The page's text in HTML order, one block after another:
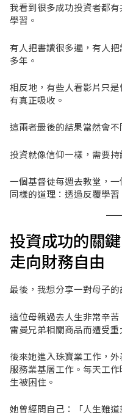
我看到很多成功投資者都
學習。
有人把書讀很多遍，有人
多年。
相反地，有些人看影片只
有真正吸收。
這兩者最後的結果當然會不
投資就像信仰一樣，需要持
一個基督徒每週去教堂，
同樣的道理：透過反覆學
投資成功的關
走向財務自由
最後，我想分享一對母子的
這位母親過去人生非常辛
雷曼兄弟相關商品而遭受重
後來她進入珠寶業工作，
服務業基層工作。每天工
生被困住。
她曾經問自己：「人生難道